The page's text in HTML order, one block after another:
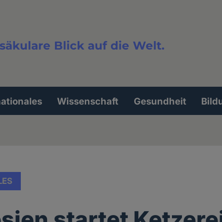
Blick auf die Welt.
Wissenschaft Gesundheit